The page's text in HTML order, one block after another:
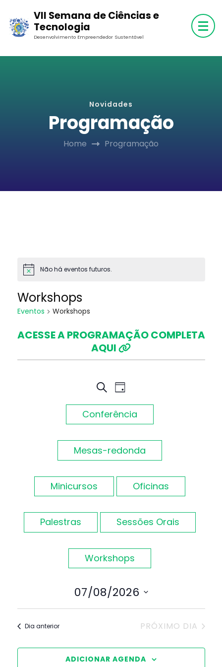
content
(Press
VII Semana de Ciências e
Tecnologia
Desenvolvimento Empreendedor Sustentável
Novidades
Programação
Home Programação
Não há eventos futuros.
Workshops
Eventos Workshops
ACESSE A PROGRAMAÇÃO COMPLETA
AQUI
Pesquisa
e
navegação
de
visuais
de
Eventos
PROCURARNavegação
do
visual
Evento
DIA
Conferência
Mesas-redonda
Minicursos Oficinas
Palestras Sessões Orais
Workshops
07/08/2026
Selecione
Dia anterior PRÓXIMO DIA
ADICIONAR AGENDA